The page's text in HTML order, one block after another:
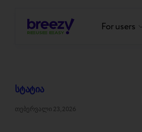
For users
სტატია
თებერვალი 23, 2026